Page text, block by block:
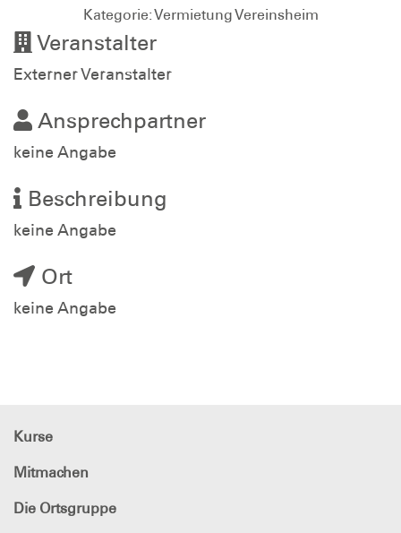
Kategorie: Vermietung Vereinsheim
Veranstalter
Externer Veranstalter
Ansprechpartner
keine Angabe
Beschreibung
keine Angabe
Ort
keine Angabe
Kurse
Mitmachen
Die Ortsgruppe